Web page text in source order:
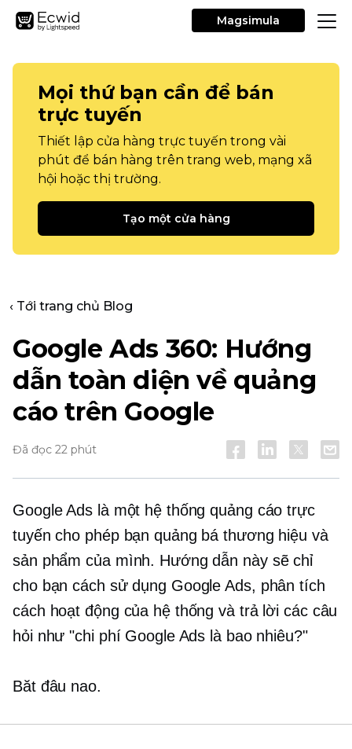
Magsimula
Mọi thứ bạn cần để bán
trực tuyến
Thiết lập cửa hàng trực tuyến trong vài
phút để bán hàng trên trang web, mạng xã
hội hoặc thị trường.
Tạo một cửa hàng
‹ Tới trang chủ Blog
Google Ads 360: Hướng
dẫn toàn diện về quảng
cáo trên Google
Đã đọc 22 phút
Google Ads là một hệ thống quảng cáo trực
tuyến cho phép bạn quảng bá thương hiệu và
sản phẩm của mình. Hướng dẫn này sẽ chỉ
cho bạn cách sử dụng Google Ads, phân tích
cách hoạt động của hệ thống và trả lời các câu
hỏi như "chi phí Google Ads là bao nhiêu?"
Băt đâu nao.